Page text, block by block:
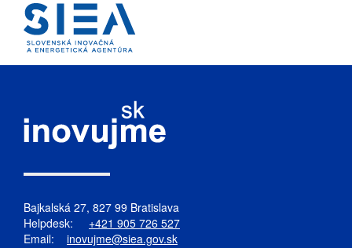
Bajkalská 27, 827 99 Bratislava
Helpdesk: +421 905 726 527
Email: inovujme@siea.gov.sk